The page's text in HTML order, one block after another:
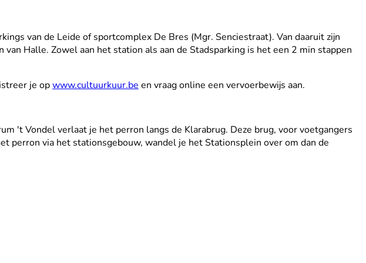
van de Leide of sportcomplex De Bres (Mgr. Senciestraat). Van daaruit zijn
Halle. Zowel aan het station als aan de Stadsparking is het een 2 min stappen
je opwww.cultuurkuur.been vraag online een vervoerbewijs aan.
't Vondel verlaat je het perron langs de Klarabrug. Deze brug, voor voetgangers
via het stationsgebouw, wandel je het Stationsplein over om dan de